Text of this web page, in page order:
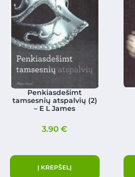
Penkiasdešimt
tamsesnių atspalvių (2)
– E L James
3.90€
Į KREPŠELĮ